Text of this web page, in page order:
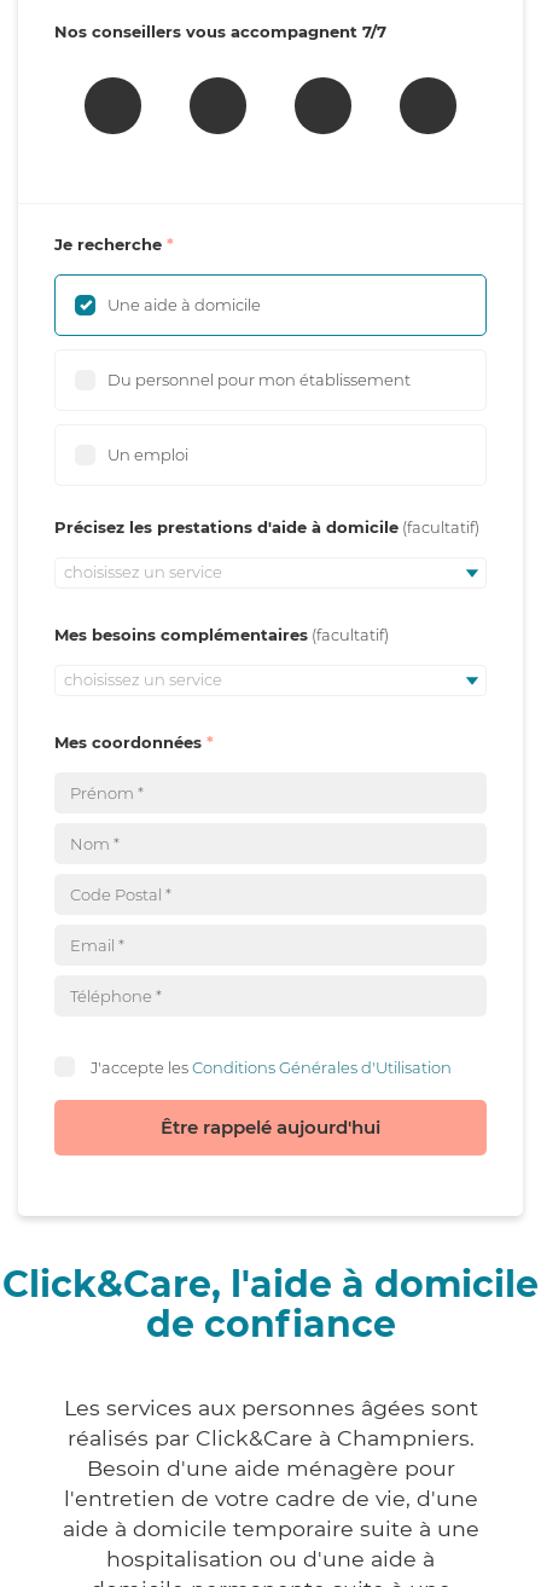
Nos conseillers vous accompagnent 7/7
Je recherche
Une aide à domicile
Du personnel pour mon établissement
Un emploi
Précisez les prestations d'aide à domicile
choisissez un service
Mes besoins complémentaires
choisissez un service
Mes coordonnées
J'accepte lesConditions Générales d'Utilisation
Être rappelé aujourd'hui
Click&Care, l'aide à domicile
de confiance
Les services aux personnes âgées sont
réalisés par Click&Care à Champniers.
Besoin d'une aide ménagère pour
l'entretien de votre cadre de vie, d'une
aide à domicile temporaire suite à une
hospitalisation ou d'une aide à